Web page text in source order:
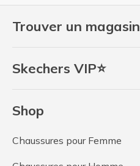
Trouver un magasin
Skechers VIP⭐
Shop
Chaussures pour Femme